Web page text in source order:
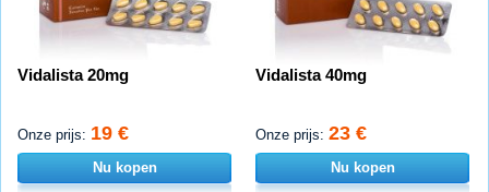
Vidalista 20mg
Onze prijs: 19 €
Nu kopen
Vidalista 40mg
Onze prijs: 23 €
Nu kopen